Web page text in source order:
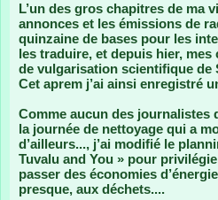
migrantscene
L’un des gros chapitres de ma
annonces et les émissions de
quinzaine de bases pour les
les traduire, et depuis hier,
de vulgarisation scientifique de
Cet aprem j’ai ainsi enregistré
Comme aucun des journalistes
la journée de nettoyage qui a
d’ailleurs..., j’ai modifié le
Tuvalu and You » pour
passer des économies
presque, aux déchets....